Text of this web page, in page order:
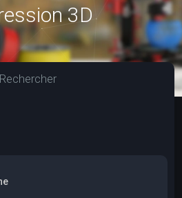
3D
Rechercher